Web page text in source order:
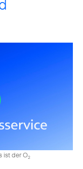
ist der O2